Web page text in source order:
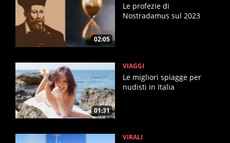
02:05
Le profezie di
Nostradamus sul 2023
01:31
VIAGGI
Le migliori spiagge per
nudisti in Italia
VIRALI